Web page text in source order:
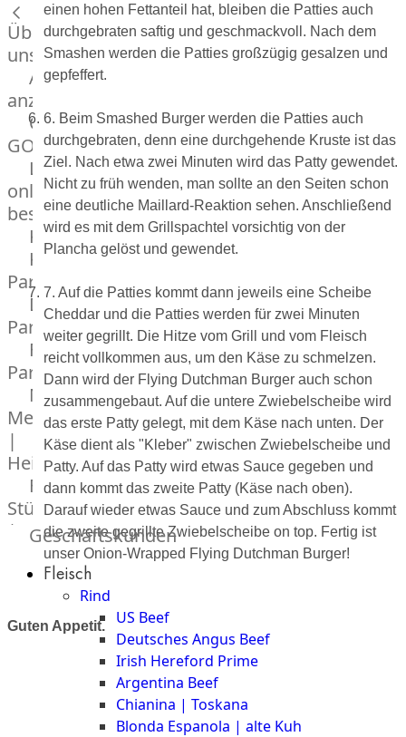
Über
uns
Alle
anzeigen
OTTO
GOURMET
Lebensmittel
online
bestellen
Karriere
Kochschul-
Partner
Depot-
Partner
Frischetheken-
Partner
Männer
Metzger
|
Heinsberg
Feinkost
Stüttgen
|
Düsseldorf
The
Club
Geschäftskunden
Fleisch
Rind
US Beef
Deutsches Angus Beef
Irish Hereford Prime
Argentina Beef
Chianina | Toskana
Blonda Espanola | alte Kuh
einen hohen Fettanteil hat, bleiben die Patties auch
durchgebraten saftig und geschmackvoll. Nach dem
Smashen werden die Patties großzügig gesalzen und
gepfeffert.
6. Beim Smashed Burger werden die Patties auch
durchgebraten, denn eine durchgehende Kruste ist das
Ziel. Nach etwa zwei Minuten wird das Patty gewendet.
Nicht zu früh wenden, man sollte an den Seiten schon
eine deutliche Maillard-Reaktion sehen. Anschließend
wird es mit dem Grillspachtel vorsichtig von der
Plancha gelöst und gewendet.
7. Auf die Patties kommt dann jeweils eine Scheibe
Cheddar und die Patties werden für zwei Minuten
weiter gegrillt. Die Hitze vom Grill und vom Fleisch
reicht vollkommen aus, um den Käse zu schmelzen.
Dann wird der Flying Dutchman Burger auch schon
zusammengebaut. Auf die untere Zwiebelscheibe wird
das erste Patty gelegt, mit dem Käse nach unten. Der
Käse dient als "Kleber" zwischen Zwiebelscheibe und
Patty. Auf das Patty wird etwas Sauce gegeben und
dann kommt das zweite Patty (Käse nach oben).
Darauf wieder etwas Sauce und zum Abschluss kommt
die zweite gegrillte Zwiebelscheibe on top. Fertig ist
unser Onion-Wrapped Flying Dutchman Burger!
Guten Appetit.